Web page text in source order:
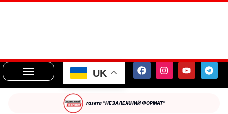
UK
газета "НЕЗАЛЕЖНИЙ ФОРМАТ"